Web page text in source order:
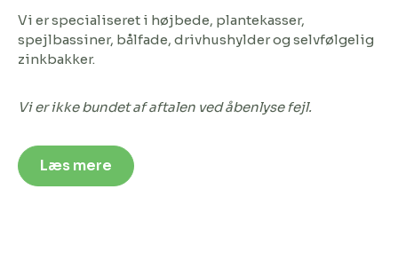
Vi er specialiseret i højbede, plantekasser,
spejlbassiner, bålfade, drivhushylder og selvfølgelig
zinkbakker.
Vi er ikke bundet af aftalen ved åbenlyse fejl.
Læs mere